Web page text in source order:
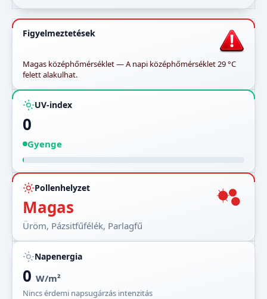
Figyelmeztetések
Magas középhőmérséklet — A napi középhőmérséklet 29 °C
felett alakulhat.
UV-index
0
Gyenge
Pollenhelyzet
Magas
Üröm, Pázsitfűfélék, Parlagfű
Napenergia
0 W/m²
Nincs érdemi napsugárzás intenzitás